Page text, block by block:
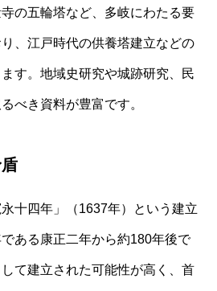
の五輪塔など、多岐にわたる要
、江戸時代の供養塔建立などの
す。地域史研究や城跡研究、民
べき資料が豊富です。
十四年」（1637年）という建立
ある康正二年から約180年後で
て建立された可能性が高く、首